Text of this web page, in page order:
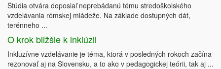
Štúdia otvára doposiaľ neprebádanú tému stredoškolského
vzdelávania rómskej mládeže. Na základe dostupných dát,
terénneho ...
O krok bližšie k inklúzii
Inkluzívne vzdelávanie je téma, ktorá v posledných rokoch začína
rezonovať aj na Slovensku, a to ako v pedagogickej teórii, tak aj ...